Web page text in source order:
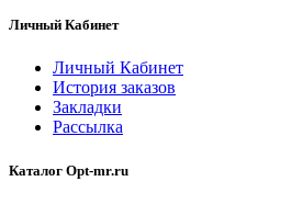
Личный Кабинет
Личный Кабинет
История заказов
Закладки
Рассылка
Каталог Opt-mr.ru